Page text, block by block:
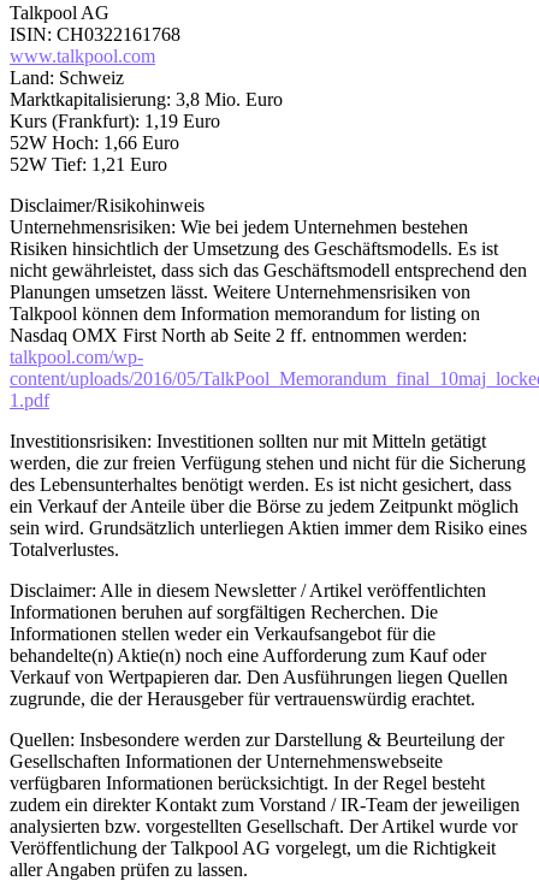
Talkpool AG
ISIN: CH0322161768
www.talkpool.com
Land: Schweiz
Marktkapitalisierung: 3,8 Mio. Euro
Kurs (Frankfurt): 1,19 Euro
52W Hoch: 1,66 Euro
52W Tief: 1,21 Euro
Disclaimer/Risikohinweis
Unternehmensrisiken: Wie bei jedem Unternehmen bestehen
Risiken hinsichtlich der Umsetzung des Geschäftsmodells. Es ist
nicht gewährleistet, dass sich das Geschäftsmodell entsprechend den
Planungen umsetzen lässt. Weitere Unternehmensrisiken von
Talkpool können dem Information memorandum for listing on
Nasdaq OMX First North ab Seite 2 ff. entnommen werden:
talkpool.com/wp-
content/uploads/2016/05/
1.pdf
Investitionsrisiken: Investitionen sollten nur mit Mitteln getätigt
werden, die zur freien Verfügung stehen und nicht für die Sicherung
des Lebensunterhaltes benötigt werden. Es ist nicht gesichert, dass
ein Verkauf der Anteile über die Börse zu jedem Zeitpunkt möglich
sein wird. Grundsätzlich unterliegen Aktien immer dem Risiko eines
Totalverlustes.
Disclaimer: Alle in diesem Newsletter / Artikel veröffentlichten
Informationen beruhen auf sorgfältigen Recherchen. Die
Informationen stellen weder ein Verkaufsangebot für die
behandelte(n) Aktie(n) noch eine Aufforderung zum Kauf oder
Verkauf von Wertpapieren dar. Den Ausführungen liegen Quellen
zugrunde, die der Herausgeber für vertrauenswürdig erachtet.
Quellen: Insbesondere werden zur Darstellung & Beurteilung der
Gesellschaften Informationen der Unternehmenswebseite
verfügbaren Informationen berücksichtigt. In der Regel besteht
zudem ein direkter Kontakt zum Vorstand / IR-Team der jeweiligen
analysierten bzw. vorgestellten Gesellschaft. Der Artikel wurde vor
Veröffentlichung der Talkpool AG vorgelegt, um die Richtigkeit
aller Angaben prüfen zu lassen.